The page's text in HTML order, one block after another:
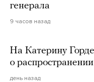
генерала
9 часов назад
На Катерину
о
день назад